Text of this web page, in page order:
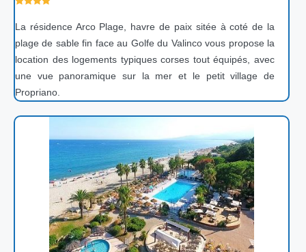
La résidence Arco Plage, havre de paix sitée à coté de la
plage de sable fin face au Golfe du Valinco vous propose la
location des logements typiques corses tout équipés, avec
une vue panoramique sur la mer et le petit village de
Propriano.